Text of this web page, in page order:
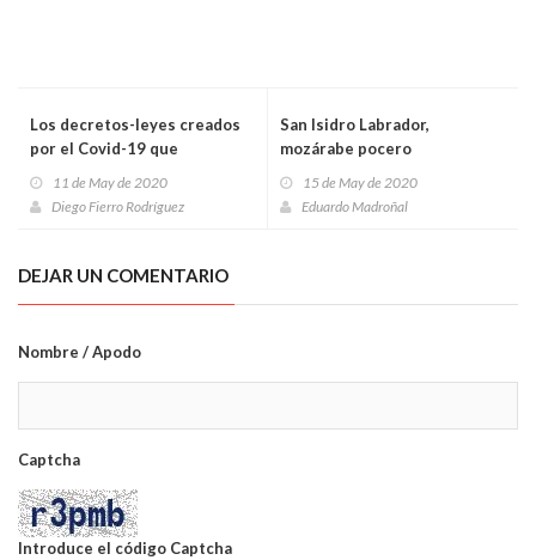
Los decretos-leyes creados
por el Covid-19 que
dependen del estado de
alarma
11 de May de 2020
Diego Fierro Rodríguez
San Isidro Labrador,
mozárabe pocero
15 de May de 2020
Eduardo Madroñal
DEJAR UN COMENTARIO
Nombre / Apodo
Captcha
Introduce el código Captcha